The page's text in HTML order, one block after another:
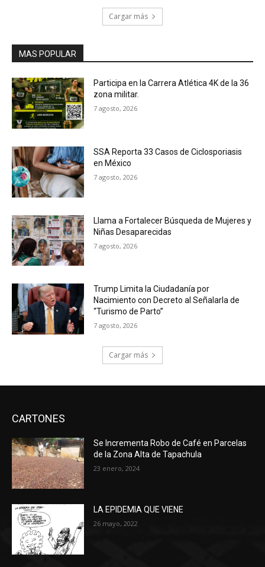
Cargar más
MAS POPULAR
Participa en la Carrera Atlética 4K de la 36
zona militar.
7 agosto, 2026
SSA Reporta 33 Casos de Ciclosporiasis
en México
7 agosto, 2026
Llama a Fortalecer Búsqueda de Mujeres y
Niñas Desaparecidas
7 agosto, 2026
Trump Limita la Ciudadanía por
Nacimiento con Decreto al Señalarla de
“Turismo de Parto”
7 agosto, 2026
Cargar más
CARTONES
Se Incrementa Robo de Café en Parcelas
de la Zona Alta de Tapachula
23 enero, 2024
LA EPIDEMIA QUE VIENE
26 mayo, 2022